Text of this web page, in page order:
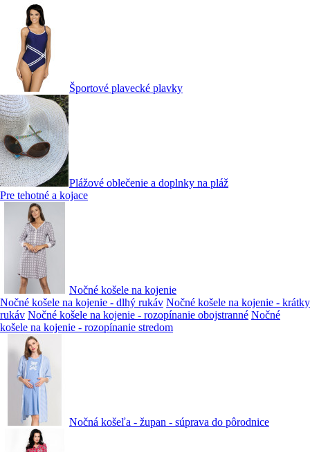
Športové plavecké plavky
Plážové oblečenie a doplnky na pláž
Pre tehotné a kojace
Nočné košele na kojenie
Nočné košele na kojenie - dlhý rukáv Nočné košele na kojenie - krátky
rukáv Nočné košele na kojenie - rozopínanie obojstranné Nočné
košele na kojenie - rozopínanie stredom
Nočná košeľa - župan - súprava do pôrodnice